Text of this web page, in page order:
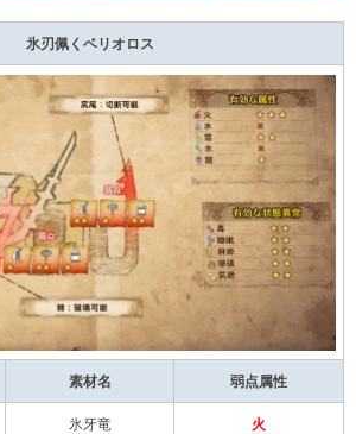
氷刃佩くベリオロス
素材名 弱点属性
氷牙竜 火